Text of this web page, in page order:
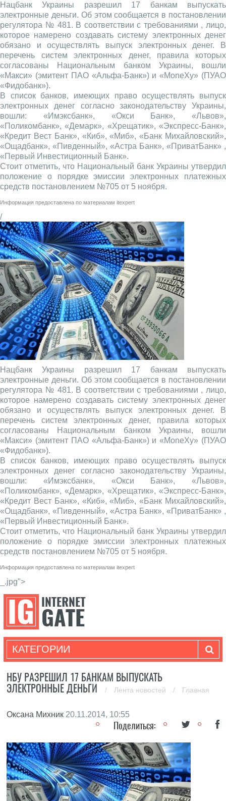
Нацбанк Украины разрешил 17 банкам выпускать
электронные деньги. Об этом сообщается в постановлении
регулятора № 481. В соответствии с требованиями , лицо,
которое намерено создавать систему электронных денег
обязано и осуществлять выпуск электронных денег. В
перечень систем электронных денег, правила которых
согласованы Национальным банком Украины, вошли
«Макси» (эмитент ПАО «Альфа-Банк») и «MoneXy» (ПУАО
«Фидобанк»).
В список банков, имеющих право осуществлять выпуск
электронных денег согласно законодательству Украины,
вошли: «Имэксбанк», «Окси Банк», «Львов»,
«Поликомбанк», «Демарк», «Хрещатик», «Экспресс-Банк»,
«Кредит Вест Банк», «Киб», «Миб», «Банк Михайловский»,
«Ощадбанк», «Пивденный», «Астра Банк», «ПриватБанк» ,
«Первый Инвестиционный Банк».
Стоит отметить, что Национальный банк Украины утвердил
положение о порядке эмиссии электронных платежных
средств постановлением №705 от 5 ноября.
Информация предоставлена по материалам itexpert
/
Нацбанк Украины разрешил 17 банкам выпускать
электронные деньги. Об этом сообщается в постановлении
регулятора № 481. В соответствии с требованиями , лицо,
которое намерено создавать систему электронных денег
обязано и осуществлять выпуск электронных денег. В
перечень систем электронных денег, правила которых
согласованы Национальным банком Украины, вошли
«Макси» (эмитент ПАО «Альфа-Банк») и «MoneXy» (ПУАО
«Фидобанк»).
В список банков, имеющих право осуществлять выпуск
электронных денег согласно законодательству Украины,
вошли: «Имэксбанк», «Окси Банк», «Львов»,
«Поликомбанк», «Демарк», «Хрещатик», «Экспресс-Банк»,
«Кредит Вест Банк», «Киб», «Миб», «Банк Михайловский»,
«Ощадбанк», «Пивденный», «Астра Банк», «ПриватБанк» ,
«Первый Инвестиционный Банк».
Стоит отметить, что Национальный банк Украины утвердил
положение о порядке эмиссии электронных платежных
средств постановлением №705 от 5 ноября.
Информация предоставлена по материалам itexpert
_.jpg">
КАТЕГОРИИ
НБУ РАЗРЕШИЛ 17 БАНКАМ ВЫПУСКАТЬ
ЭЛЕКТРОННЫЕ ДЕНЬГИ
/ Лента новостей / Главная
Оксана Михник 20.11.2014, 10:55
Поделиться: